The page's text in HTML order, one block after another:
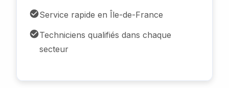
Service rapide en Île-de-France
Techniciens qualifiés dans chaque
secteur